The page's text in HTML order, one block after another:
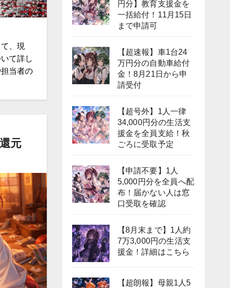
、現
て詳し
当者の
元
円分】教育支援金を
一括給付！11月15日
まで申請可
【超速報】車1台24
万円分の自動車給付
金！8月21日から申
請受付
【超号外】1人一律
34,000円分の生活支
援金を全員支給！秋
ごろに受取予定
【申請不要】1人
5,000円分を全員へ配
布！届かない人は窓
口受取を確認
【8月末まで】1人約
7万3,000円の生活支
援金！詳細はこちら
【超朗報】母親1人5